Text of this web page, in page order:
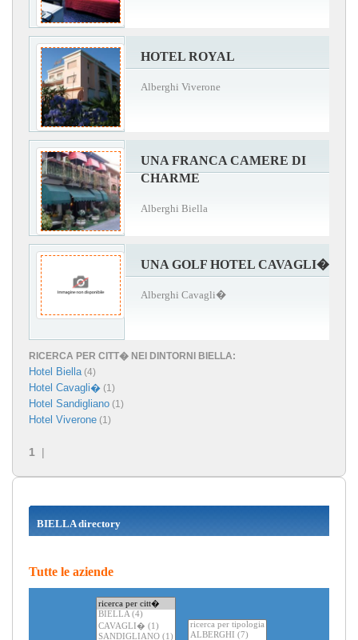
HOTEL ROYAL
Alberghi Viverone
UNA FRANCA CAMERE DI
CHARME
Alberghi Biella
UNA GOLF HOTEL CAVAGLI�
Alberghi Cavagli�
RICERCA PER CITT� NEI DINTORNI BIELLA:
Hotel Biella(4)
Hotel Cavagli� (1)
Hotel Sandigliano (1)
Hotel Viverone (1)
1 |
BIELLA directory
Tutte le aziende